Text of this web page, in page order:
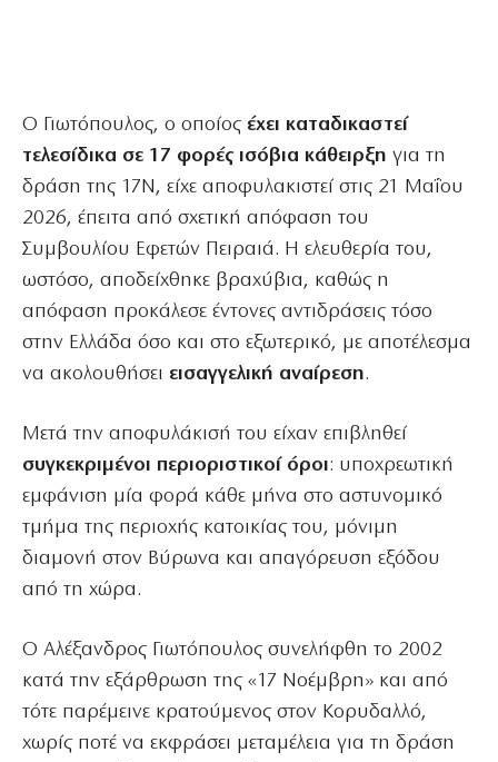
Ο Γιωτόπουλος, ο οποίος έχει καταδικαστεί
τελεσίδικα σε 17 φορές ισόβια κάθειρξη για τη
δράση της 17Ν, είχε αποφυλακιστεί στις 21 Μαΐου
2026, έπειτα από σχετική απόφαση του
Συμβουλίου Εφετών Πειραιά. Η ελευθερία του,
ωστόσο, αποδείχθηκε βραχύβια, καθώς η
απόφαση προκάλεσε έντονες αντιδράσεις τόσο
στην Ελλάδα όσο και στο εξωτερικό, με αποτέλεσμα
να ακολουθήσει εισαγγελική αναίρεση.
Μετά την αποφυλάκισή του είχαν επιβληθεί
συγκεκριμένοι περιοριστικοί όροι: υποχρεωτική
εμφάνιση μία φορά κάθε μήνα στο αστυνομικό
τμήμα της περιοχής κατοικίας του, μόνιμη
διαμονή στον Βύρωνα και απαγόρευση εξόδου
από τη χώρα.
Ο Αλέξανδρος Γιωτόπουλος συνελήφθη το 2002
κατά την εξάρθρωση της «17 Νοέμβρη» και από
τότε παρέμεινε κρατούμενος στον Κορυδαλλό,
χωρίς ποτέ να εκφράσει μεταμέλεια για τη δράση